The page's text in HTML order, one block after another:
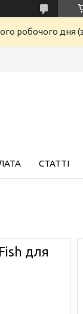
робочого дня
СТАТТІ
для